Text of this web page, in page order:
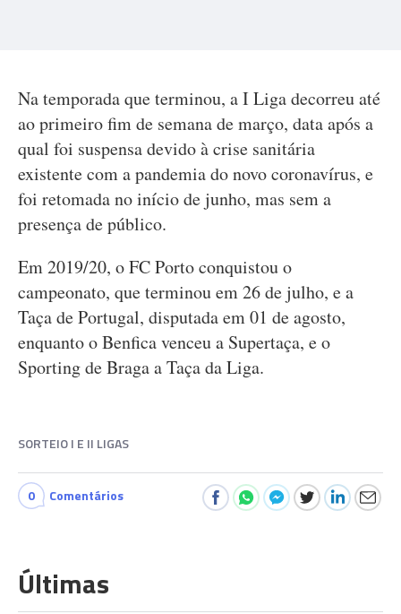
Na temporada que terminou, a I Liga decorreu até
ao primeiro fim de semana de março, data após a
qual foi suspensa devido à crise sanitária
existente com a pandemia do novo coronavírus, e
foi retomada no início de junho, mas sem a
presença de público.
Em 2019/20, o FC Porto conquistou o
campeonato, que terminou em 26 de julho, e a
Taça de Portugal, disputada em 01 de agosto,
enquanto o Benfica venceu a Supertaça, e o
Sporting de Braga a Taça da Liga.
SORTEIO I E II LIGAS
0 Comentários
Últimas